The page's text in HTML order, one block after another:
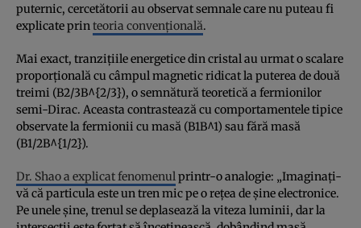
puternic, cercetătorii au observat semnale care nu puteau fi
explicate printeoria convențională.
Mai exact, tranzițiile energetice din cristal au urmat o scalare
proporțională cu câmpul magnetic ridicat la puterea de două
treimi (B2/3B^{2/3}), o semnătură teoretică a fermionilor
semi-Dirac. Aceasta contrastează cu comportamentele tipice
observate la fermionii cu masă (B1B^1) sau fără masă
(B1/2B^{1/2}).
Dr. Shao a explicat fenomenulprintr-o analogie: „Imaginați-
vă că particula este un tren mic pe o rețea de șine electronice.
Pe unele șine, trenul se deplasează la viteza luminii, dar la